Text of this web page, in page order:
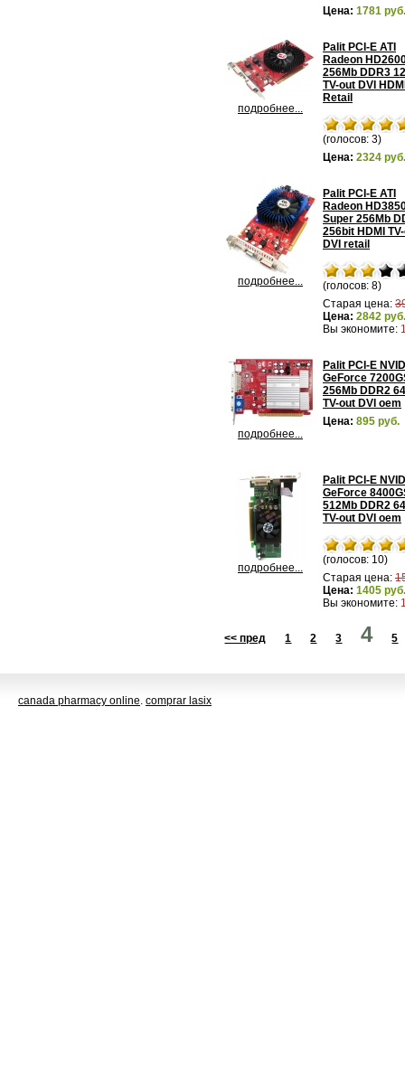
Цена: 1781 руб.
подробнее...
Palit PCI-E ATI
Radeon
256Mb DDR3
TV-out DVI
Retail
(голосов: 3)
Цена: 2324 руб.
подробнее...
Palit PCI-E ATI
Radeon
Super 256Mb
256bit HDMI
DVI retail
(голосов: 8)
Старая цена:
Цена: 2842 руб.
Вы экономите:
подробнее...
Palit PCI-E
GeForce
256Mb DDR2
TV-out DVI oem
Цена: 895 руб.
подробнее...
Palit PCI-E
GeForce
512Mb DDR2
TV-out DVI oem
(голосов: 10)
Старая цена:
Цена: 1405 руб.
Вы экономите:
<< пред 1 2 3 4 5
canada pharmacy online. comprar lasix